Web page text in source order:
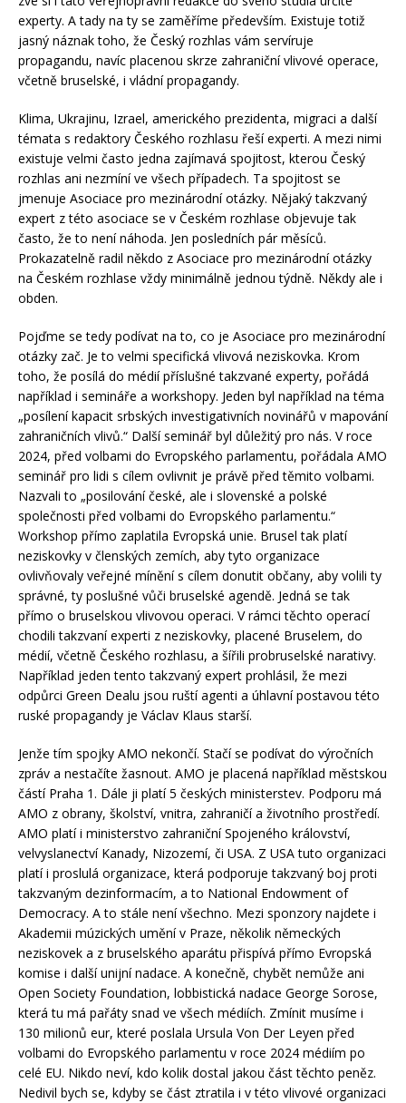
experty. A tady na ty se zaměříme především. Existuje totiž
jasný náznak toho, že Český rozhlas vám servíruje
propagandu, navíc placenou skrze zahraniční vlivové operace,
včetně bruselské, i vládní propagandy.
Klima, Ukrajinu, Izrael, amerického prezidenta, migraci a další
témata s redaktory Českého rozhlasu řeší experti. A mezi nimi
existuje velmi často jedna zajímavá spojitost, kterou Český
rozhlas ani nezmíní ve všech případech. Ta spojitost se
jmenuje Asociace pro mezinárodní otázky. Nějaký takzvaný
expert z této asociace se v Českém rozhlase objevuje tak
často, že to není náhoda. Jen posledních pár měsíců.
Prokazatelně radil někdo z Asociace pro mezinárodní otázky
na Českém rozhlase vždy minimálně jednou týdně. Někdy ale i
obden.
Pojďme se tedy podívat na to, co je Asociace pro mezinárodní
otázky zač. Je to velmi specifická vlivová neziskovka. Krom
toho, že posílá do médií příslušné takzvané experty, pořádá
například i semináře a workshopy. Jeden byl například na téma
„posílení kapacit srbských investigativních novinářů v mapování
zahraničních vlivů.“ Další seminář byl důležitý pro nás. V roce
2024, před volbami do Evropského parlamentu, pořádala AMO
seminář pro lidi s cílem ovlivnit je právě před těmito volbami.
Nazvali to „posilování české, ale i slovenské a polské
společnosti před volbami do Evropského parlamentu.“
Workshop přímo zaplatila Evropská unie. Brusel tak platí
neziskovky v členských zemích, aby tyto organizace
ovlivňovaly veřejné mínění s cílem donutit občany, aby volili ty
správné, ty poslušné vůči bruselské agendě. Jedná se tak
přímo o bruselskou vlivovou operaci. V rámci těchto operací
chodili takzvaní experti z neziskovky, placené Bruselem, do
médií, včetně Českého rozhlasu, a šířili probruselské narativy.
Například jeden tento takzvaný expert prohlásil, že mezi
odpůrci Green Dealu jsou ruští agenti a úhlavní postavou této
ruské propagandy je Václav Klaus starší.
Jenže tím spojky AMO nekončí. Stačí se podívat do výročních
zpráv a nestačíte žasnout. AMO je placená například městskou
částí Praha 1. Dále ji platí 5 českých ministerstev. Podporu má
AMO z obrany, školství, vnitra, zahraničí a životního prostředí.
AMO platí i ministerstvo zahraniční Spojeného království,
velvyslanectví Kanady, Nizozemí, či USA. Z USA tuto organizaci
platí i proslulá organizace, která podporuje takzvaný boj proti
takzvaným dezinformacím, a to National Endowment of
Democracy. A to stále není všechno. Mezi sponzory najdete i
Akademii múzických umění v Praze, několik německých
neziskovek a z bruselského aparátu přispívá přímo Evropská
komise i další unijní nadace. A konečně, chybět nemůže ani
Open Society Foundation, lobbistická nadace George Sorose,
která tu má pařáty snad ve všech médiích. Zmínit musíme i
130 milionů eur, které poslala Ursula Von Der Leyen před
volbami do Evropského parlamentu v roce 2024 médiím po
celé EU. Nikdo neví, kdo kolik dostal jakou část těchto peněz.
Nedivil bych se, kdyby se část ztratila i v této vlivové organizaci